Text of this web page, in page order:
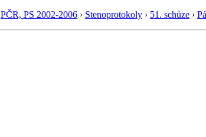
PČR, PS 2002-2006 › Stenoprotokoly › 51. schůze ›